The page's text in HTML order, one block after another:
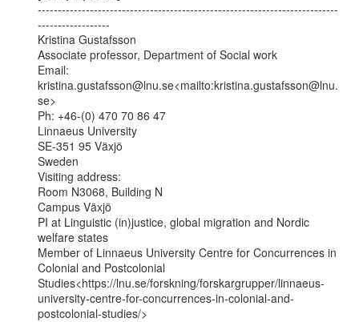
---------------------------------------------------------------------------
------------------
Kristina Gustafsson
Associate professor, Department of Social work
Email:
kristina.gustafsson@lnu.se<mailto:kristina.gustafsson@lnu.
se>
Ph: +46-(0) 470 70 86 47
Linnaeus University
SE-351 95 Växjö
Sweden
Visiting address:
Room N3068, Building N
Campus Växjö
PI at Linguistic (in)justice, global migration and Nordic
welfare states
Member of Linnaeus University Centre for Concurrences in
Colonial and Postcolonial
Studies<https://lnu.se/forskning/forskargrupper/linnaeus-
university-centre-for-concurrences-in-colonial-and-
postcolonial-studies/>